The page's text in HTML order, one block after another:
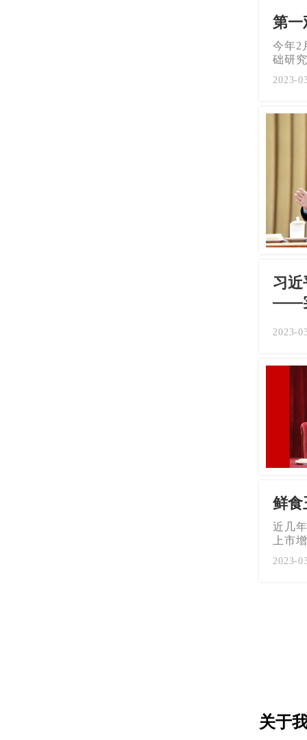
第一
今年2
础研
2023-
习
——
2023-
鲜食
近几
上市
2023-
关于